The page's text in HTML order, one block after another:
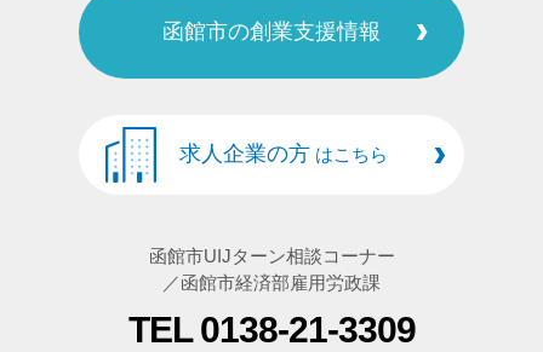
函館市の創業支援情報
求人企業の方 はこちら
函館市UIJターン相談コーナー
／函館市経済部雇用労政課
TEL 0138-21-3309